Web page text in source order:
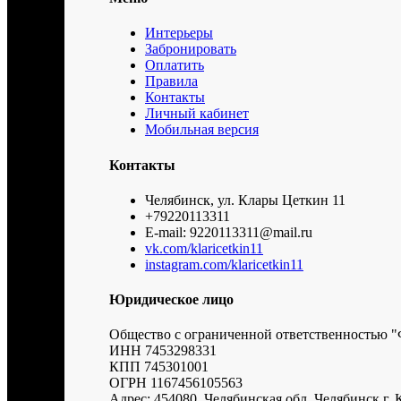
Интерьеры
Забронировать
Оплатить
Правила
Контакты
Личный кабинет
Мобильная версия
Контакты
Челябинск, ул. Клары Цеткин 11
+79220113311
E-mail: 9220113311@mail.ru
vk.com/klaricetkin11
instagram.com/klaricetkin11
Юридическое лицо
Общество с ограниченной
ИНН 7453298331
КПП 745301001
ОГРН 1167456105563